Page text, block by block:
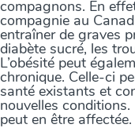
compagnons. En
compagnie au
entraîner de graves
diabète sucré, les
L’obésité peut
chronique. Celle-ci
santé existants et
nouvelles
peut en être affectée.